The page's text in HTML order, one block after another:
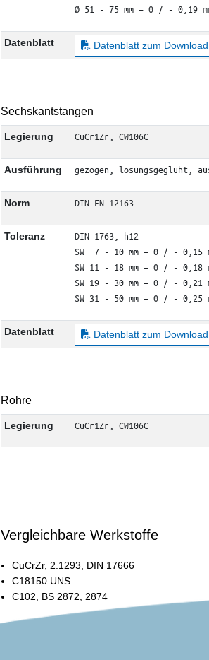
Ø 51 - 75 mm + 0 / - 0,19
Datenblatt Datenblatt zum Download
Sechskantstangen
Legierung CuCr1Zr, CW106C
Ausführung gezogen, lösungsgeglüht,
Norm DIN EN 12163
Toleranz
DIN 1763, h12
SW  7 - 10 mm + 0 / - 0,15
SW 11 - 18 mm + 0 / - 0,18
SW 19 - 30 mm + 0 / - 0,21
SW 31 - 50 mm + 0 / - 0,25
Datenblatt Datenblatt zum Download
Rohre
Legierung CuCr1Zr, CW106C
Vergleichbare Werkstoffe
CuCrZr, 2.1293, DIN 17666
C18150 UNS
C102, BS 2872, 2874